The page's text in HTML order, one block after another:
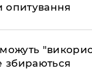
опитування
збираються